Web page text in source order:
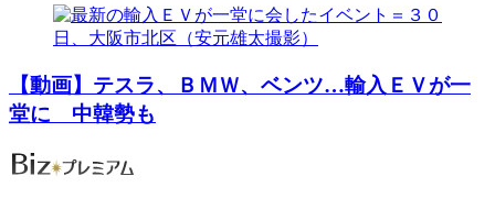
【動画】テスラ、ＢＭＷ、ベンツ…輸入ＥＶが一
堂に 中韓勢も